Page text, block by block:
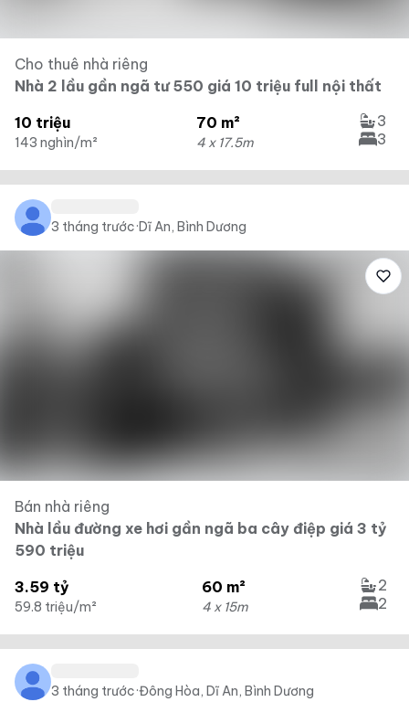
Cho thuê nhà riêng
Nhà 2 lầu gần ngã tư 550 giá 10 triệu full nội thất
10 triệu
143 nghìn/m²
70 m²
4 x 17.5m
3
3
3 tháng trước·Dĩ An, Bình Dương
Bán nhà riêng
Nhà lầu đường xe hơi gần ngã ba cây điệp giá 3 tỷ
590 triệu
3.59 tỷ
59.8 triệu/m²
60 m²
4 x 15m
2
2
3 tháng trước·Đông Hòa, Dĩ An, Bình Dương